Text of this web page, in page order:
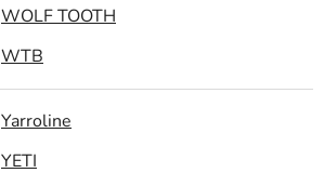
WOLF TOOTH
WTB
Yarroline
YETI